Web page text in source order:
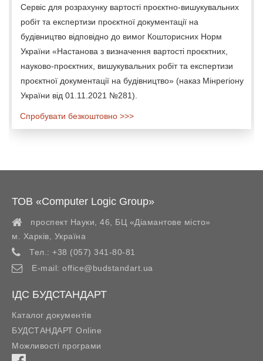
Сервіс для розрахунку вартості проєктно-вишукувальних
робіт та експертизи проєктної документації на
будівництво відповідно до вимог Кошторисних Норм
України «Настанова з визначення вартості проєктних,
науково-проєктних, вишукувальних робіт та експертизи
проєктної документації на будівництво» (наказ Мінрегіону
України від 01.11.2021 №281).
Спробувати безкоштовно >>>
ТОВ «Computer Logic Group»
проспект Науки, 46, БЦ «Діамантове місто»
м. Харків
Україна
Тел.: +38 (057) 341-80-81
E-mail: office@budstandart.ua
ІДС БУДСТАНДАРТ
Каталог документів
БУДСТАНДАРТ Online
Можливості програми